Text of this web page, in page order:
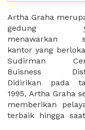
Artha Graha
gedung
menawarkan
kantor yang
Sudirman
Buisness
Didirikan pada
1995, Artha Graha
memberikan
terbaik hingga
Dekat dengan
Efek Indonesia,
Rock Cafe, dan
Capital
menjadikan
Artha Graha
yang strategis